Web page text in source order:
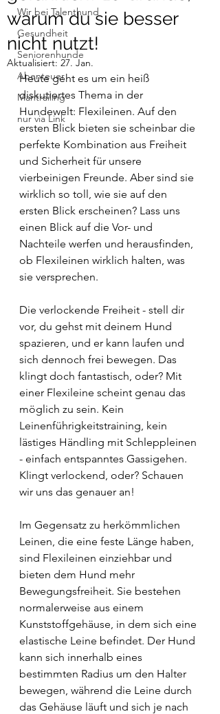
Wir bei Talenthund
Gesundheit
Seniorenhunde
Abenteuer
Mantrailing
nur via Link
warum du sie besser
nicht nutzt!
Aktualisiert: 27. Jan.
Heute geht es um ein heiß
diskutiertes Thema in der
Hundewelt: Flexileinen. Auf den
ersten Blick bieten sie scheinbar die
perfekte Kombination aus Freiheit
und Sicherheit für unsere
vierbeinigen Freunde. Aber sind sie
wirklich so toll, wie sie auf den
ersten Blick erscheinen? Lass uns
einen Blick auf die Vor- und
Nachteile werfen und herausfinden,
ob Flexileinen wirklich halten, was
sie versprechen.
Die verlockende Freiheit - stell dir
vor, du gehst mit deinem Hund
spazieren, und er kann laufen und
sich dennoch frei bewegen. Das
klingt doch fantastisch, oder? Mit
einer Flexileine scheint genau das
möglich zu sein. Kein
Leinenführigkeitstraining, kein
lästiges Händling mit Schleppleinen
- einfach entspanntes Gassigehen.
Klingt verlockend, oder? Schauen
wir uns das genauer an!
Im Gegensatz zu herkömmlichen
Leinen, die eine feste Länge haben,
sind Flexileinen einziehbar und
bieten dem Hund mehr
Bewegungsfreiheit. Sie bestehen
normalerweise aus einem
Kunststoffgehäuse, in dem sich eine
elastische Leine befindet. Der Hund
kann sich innerhalb eines
bestimmten Radius um den Halter
bewegen, während die Leine durch
das Gehäuse läuft und sich je nach